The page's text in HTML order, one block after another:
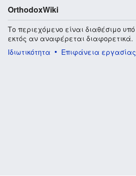
OrthodoxWiki
Το περιεχόμενο είναι διαθέσιμο υπό
εκτός αν αναφέρεται διαφορετικά.
Ιδιωτικότητα
Επιφάνεια εργασίας